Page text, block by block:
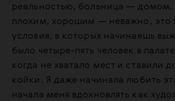
реальностью, больница — домом.
плохим, хорошим — неважно, это
условия, в которых начинаешь
было четыре-пять человек в
когда не хватало мест и ставили
койки. Я даже начинала любить
начала меня вдохновлять как